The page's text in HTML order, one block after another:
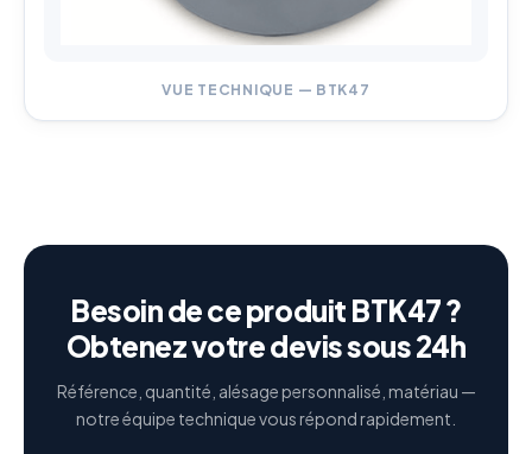
VUE TECHNIQUE — BTK47
Besoin de ce produit BTK47 ?
Obtenez votre devis sous 24h
Référence, quantité, alésage personnalisé, matériau —
notre équipe technique vous répond rapidement.